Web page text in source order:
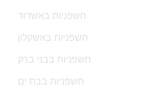
חשפניות באשדוד
חשפניות באשקלון
חשפניות בבני ברק
חשפניות בבת ים